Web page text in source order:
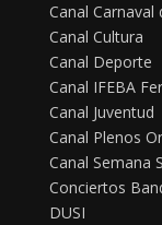
Canal
Canal Cultura
Canal Deporte
Canal IFEBA
Canal Juventud
Canal Plenos
Canal Semana
Conciertos
DUSI